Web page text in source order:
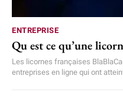
ENTREPRISE
Qu est ce qu’une
Les licornes françaises
entreprises en ligne qui ont